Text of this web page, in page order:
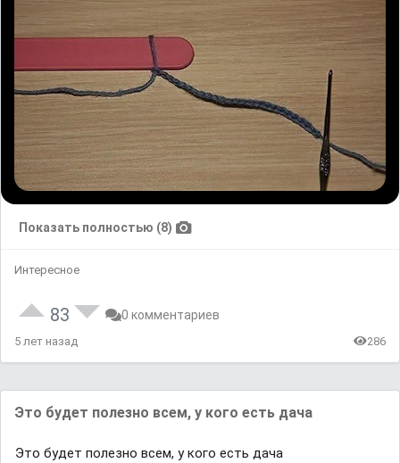
Показать полностью (8)
Интересное
83 0 комментариев
5 лет назад 286
Это будет полезно всем, у кого есть дача
Это будет полезно всем, у кого есть дача